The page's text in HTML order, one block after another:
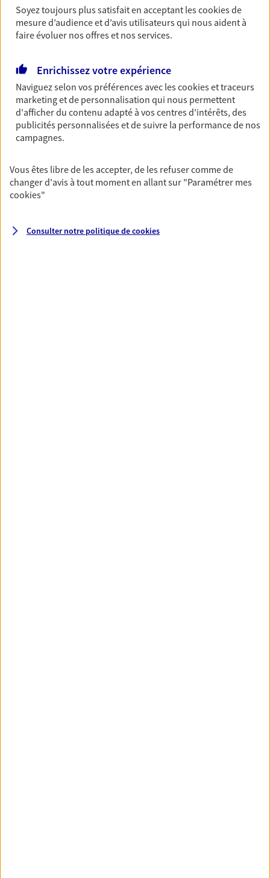
cohérent avec vos besoins
épargne
De nombreuses solutions s'offrent à vous pour faire
fructifier votre épargne. Laquelle correspond à vos
objectifs ? Rien ne remplace les conseils d'un expert :
Assurance vie, PER, Livret… Faisons le point ensemble !
Préparer votre avenir
Anticipez les imprévus et sécurisez votre futur grâce à
nos différentes solutions. Nous vous accompagnons
confiance et de proximité.
Soyez toujours plus satisfait en acceptant lescookiesde
mesure d’audience et d’avis utilisateurs qui nous aident à
faire évoluer nos offres et nos services.
Enrichissez votre expérience
Naviguez selon vos préférences avec lescookies et traceurs
marketing et de personnalisation qui nous permettent
d'afficher du contenu adapté à vos centres d'intérêts, des
publicités personnalisées et de suivre la performance de nos
campagnes.
Vous êtes libre de les accepter, de les refuser comme de
changer d'avis à tout moment en allant sur "Paramétrer mes
cookies"
Consulter notre politique decookies